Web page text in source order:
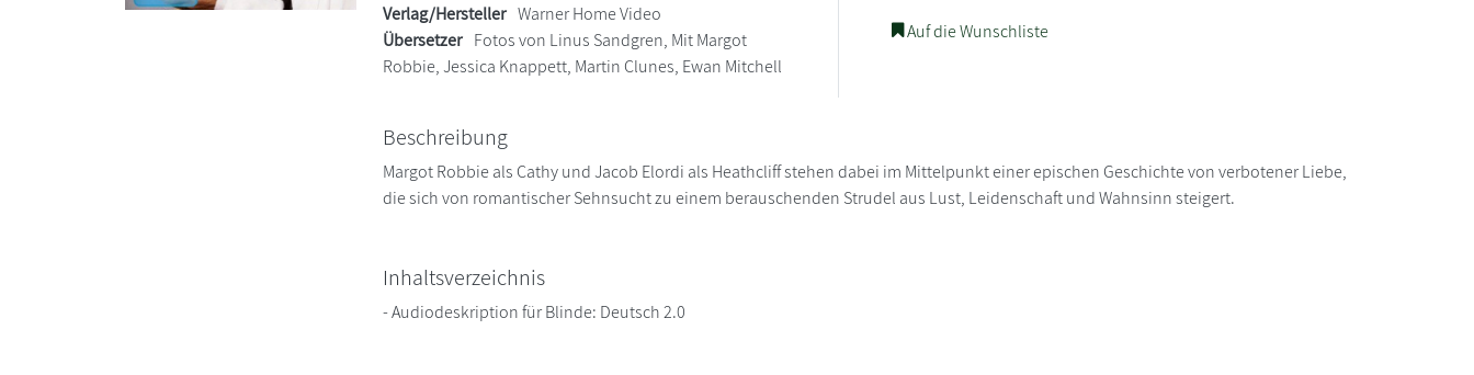
Verlag/Hersteller Warner Home Video
Übersetzer Fotos von Linus Sandgren, Mit Margot
Robbie, Jessica Knappett, Martin Clunes, Ewan Mitchell
Auf die Wunschliste
Beschreibung
Margot Robbie als Cathy und Jacob Elordi als Heathcliff stehen dabei im Mittelpunkt einer epischen Geschichte von verbotener Liebe,
die sich von romantischer Sehnsucht zu einem berauschenden Strudel aus Lust, Leidenschaft und Wahnsinn steigert.
Inhaltsverzeichnis
- Audiodeskription für Blinde: Deutsch 2.0